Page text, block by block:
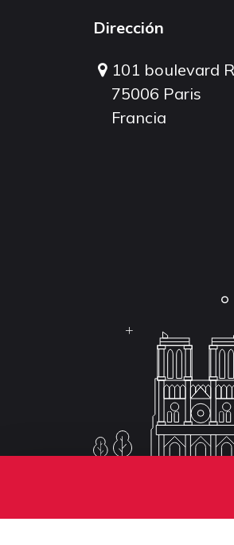
Dirección
101 boulevard
75006 Paris
Francia
Conditions d'inscription